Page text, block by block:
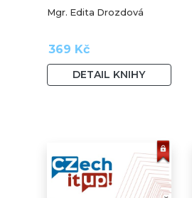
Mgr. Edita Drozdová
369 Kč
DETAIL KNIHY